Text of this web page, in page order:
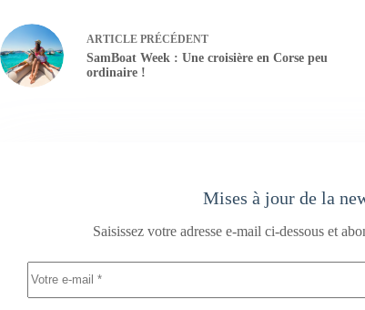
ARTICLE PRÉCÉDENT
SamBoat Week : Une croisière en Corse peu
ordinaire !
Mises à jour de la
Saisissez votre adresse e-mail ci-dessous et